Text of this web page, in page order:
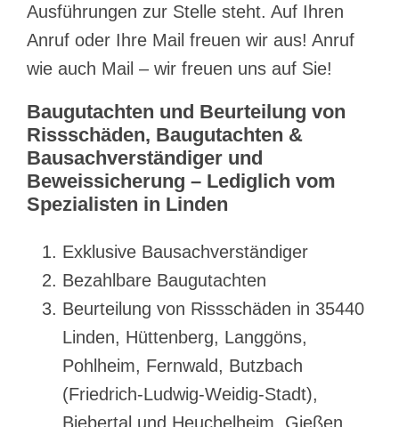
Ausführungen zur Stelle steht. Auf Ihren
Anruf oder Ihre Mail freuen wir aus! Anruf
wie auch Mail – wir freuen uns auf Sie!
Baugutachten und Beurteilung von
Rissschäden, Baugutachten &
Bausachverständiger und
Beweissicherung – Lediglich vom
Spezialisten in Linden
Exklusive Bausachverständiger
Bezahlbare Baugutachten
Beurteilung von Rissschäden in 35440
Linden, Hüttenberg, Langgöns,
Pohlheim, Fernwald, Butzbach
(Friedrich-Ludwig-Weidig-Stadt),
Biebertal und Heuchelheim, Gießen,